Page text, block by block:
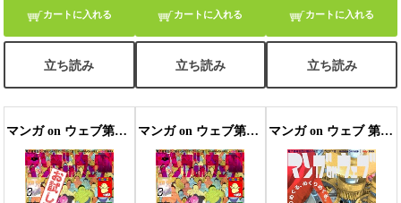
カートに入れる
立ち読み
カートに入れる
立ち読み
カートに入れる
立ち読み
マンガ on ウェブ第17号無料お試し版 マンガ on ウェブ第17号 マンガ on ウェブ 第18号 無料お試し版